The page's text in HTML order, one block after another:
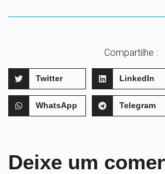
Compartilhe :
Twitter LinkedIn
WhatsApp Telegram
Deixe um